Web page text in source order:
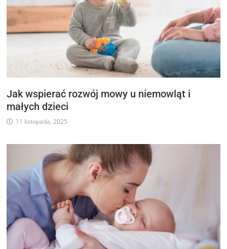
Jak wspierać rozwój mowy u niemowląt i
małych dzieci
11 listopada, 2025